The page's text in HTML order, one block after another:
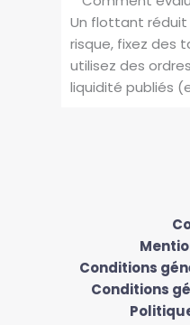
Un flottant réduit
risque, fixez des
utilisez des
liquidité publiés
Conditions
Conditions